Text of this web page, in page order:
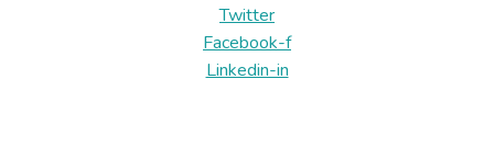
Twitter
Facebook-f
Linkedin-in